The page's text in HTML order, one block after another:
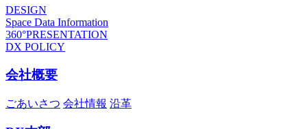
DESIGN
Space Data Information
360°PRESENTATION
DX POLICY
会社概要
ごあいさつ 会社情報 沿革